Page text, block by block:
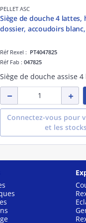
PELLET ASC
Siège de douche 4 lattes,
dossier, accoudoirs
Réf Rexel : PT4047825
Réf Fab : 047825
Connectez-vous pour
et les stocks